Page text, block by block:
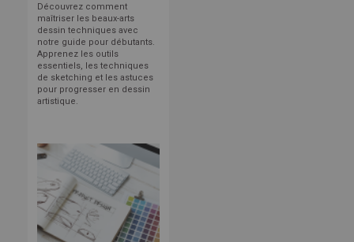
Découvrez comment
maîtriser les beaux-arts
dessin techniques avec
notre guide pour débutants.
Apprenez les outils
essentiels, les techniques
de sketching et les astuces
pour progresser en dessin
artistique.